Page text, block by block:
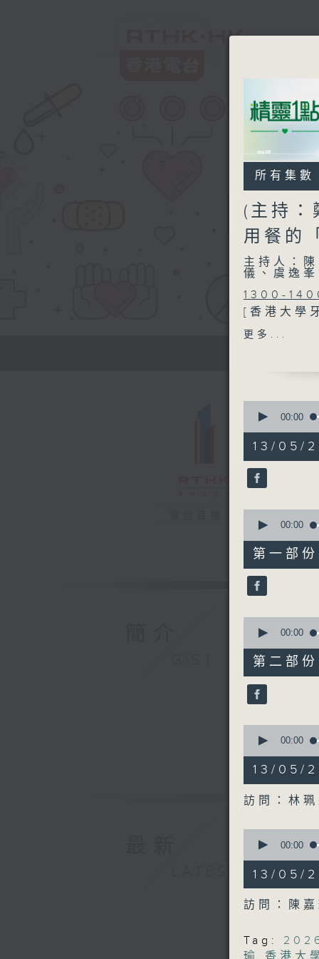
所有集數
(主持
用餐的
主持人：
儀、虞逸
1300-
[香港大學
主題：兒
[2026全
主題：在
嘉賓：陳
更多...
seconds
hour,
37
minutes,
16
90%
00:00
13/05/
seconds
47
minutes,
30
seconds
90%
00:00
第一部
seconds
49
minutes,
55
seconds
90%
00:00
第二部
seconds
47
minutes,
27
seconds
90%
00:00
13/05/
訪問：林
seconds
49
minutes,
48
seconds
90%
00:00
13/05/
訪問：陳
Tag: